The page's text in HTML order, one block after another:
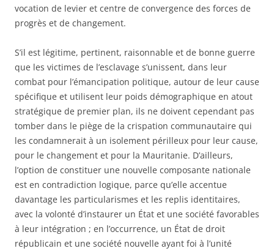
vocation de levier et centre de convergence des forces de
progrès et de changement.
S’il est légitime, pertinent, raisonnable et de bonne guerre
que les victimes de l’esclavage s’unissent, dans leur
combat pour l’émancipation politique, autour de leur cause
spécifique et utilisent leur poids démographique en atout
stratégique de premier plan, ils ne doivent cependant pas
tomber dans le piège de la crispation communautaire qui
les condamnerait à un isolement périlleux pour leur cause,
pour le changement et pour la Mauritanie. D’ailleurs,
l’option de constituer une nouvelle composante nationale
est en contradiction logique, parce qu’elle accentue
davantage les particularismes et les replis identitaires,
avec la volonté d’instaurer un État et une société favorables
à leur intégration ; en l’occurrence, un État de droit
républicain et une société nouvelle ayant foi à l’unité